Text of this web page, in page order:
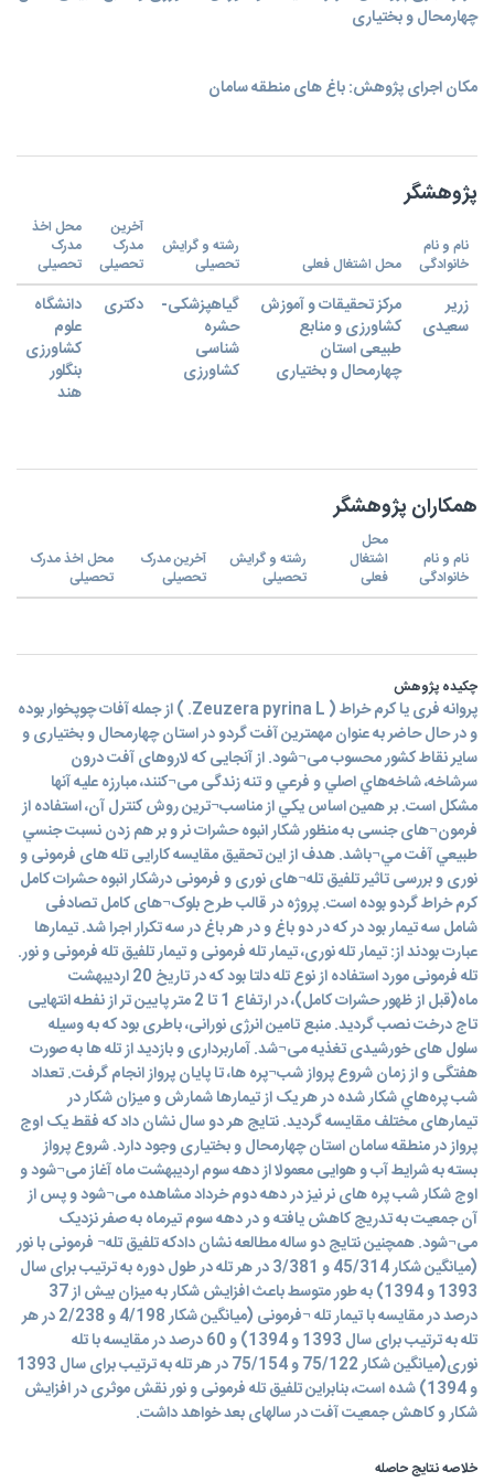
چهارمحال و بختیاری
مکان اجرای پژوهش: باغ های منطقه سامان
پژوهشگر
نام و نام
خانوادگی
محل اشتغال فعلی
رشته و گرایش
تحصیلی
آخرین
مدرک
تحصیلی
محل اخذ
مدرک
تحصیلی
زریر
سعیدی
مرکز تحقیقات و آموزش
کشاورزی و منابع
طبیعی استان
چهارمحال و بختیاری
گیاهپزشکی-
حشره
شناسی
کشاورزی
دکتری
دانشگاه
علوم
کشاورزی
بنگلور
هند
همکاران پژوهشگر
نام و نام
خانوادگی
محل
اشتغال
فعلی
رشته و گرایش
تحصیلی
آخرین مدرک
تحصیلی
محل اخذ مدرک
تحصیلی
چکیده پژوهش
پروانه فری یا کرم خراط ( Zeuzera pyrina L. ) از جمله آفات چوپخوار بوده
و در حال حاضر به عنوان مهمترین آفت گردو در استان چهارمحال و بختیاری و
سایر نقاط کشور محسوب می¬شود. از آنجایی که لاروهای آفت درون
سرشاخه، شاخه‌هاي اصلي و فرعي و تنه زندگی می¬کنند، مبارزه علیه آنها
مشکل است. بر همين اساس يكي از مناسب¬ترين روش کنترل آن، استفاده از
فرمون¬های جنسی به منظور شكار انبوه حشرات نر و بر هم زدن نسبت جنسي
طبيعي آفت مي¬باشد. هدف از این تحقیق مقایسه کارایی تله های فرمونی و
نوری و بررسی تاثیر تلفیق تله¬های نوری و فرمونی درشکار انبوه حشرات کامل
کرم خراط گردو بوده است. پروژه در قالب طرح بلوک¬های کامل تصادفی
شامل سه تیمار بود در که در دو باغ و در هر باغ در سه تکرار اجرا شد. تیمارها
عبارت بودند از: تیمار تله نوری، تیمار تله فرمونی و تیمار تلفیق تله فرمونی و نور.
تله فرمونی مورد استفاده از نوع تله دلتا بود که در تاریخ 20 ارديبهشت
ماه(قبل از ظهور حشرات کامل)، در ارتفاع 1 تا 2 متر پایین تر از نفطه انتهایی
تاج درخت نصب گردید. منبع تامین انرژی نورانی، باطری بود که به وسیله
سلول های خورشیدی تغذیه می¬شد. آماربرداری و بازدید از تله ها به صورت
هفتگی و از زمان شروع پرواز شب¬پره ها، تا پایان پرواز انجام گرفت. تعداد
شب پره‌هاي شکار شده در هر یک از تیمارها شمارش و میزان شکار در
تیمارهای مختلف مقایسه گردید. نتایج هر دو سال نشان داد که فقط یک اوج
پرواز در منطقه سامان استان چهارمحال و بختیاری وجود دارد. شروع پرواز
بسته به شرایط آب و هوایی معمولا از دهه سوم اردیبهشت ماه آغاز می¬شود و
اوج شکار شب پره های نر نیز در دهه دوم خرداد مشاهده می¬شود و پس از
آن جمعیت به تدریج کاهش یافته و در دهه سوم تیرماه به صفر نزدیک
می¬شود. همچنین نتایج دو ساله مطالعه نشان دادکه تلفیق تله¬ فرمونی با نور
(میانگین شکار 45/314 و 3/381 در هر تله در طول دوره به ترتیب برای سال
1393 و 1394) به طور متوسط باعث افزایش شکار به میزان بیش از 37
درصد در مقایسه با تیمار تله ¬فرمونی (میانگین شکار 4/198 و 2/238 در هر
تله به ترتیب برای سال 1393 و 1394) و 60 درصد در مقایسه با تله
نوری(میانگین شکار 75/122 و 75/154 در هر تله به ترتیب برای سال 1393
و 1394) شده است، بنابراین تلفیق تله فرمونی و نور نقش موثری در افزایش
شکار و کاهش جمعیت آفت در سالهای بعد خواهد داشت.
خلاصه نتایج حاصله